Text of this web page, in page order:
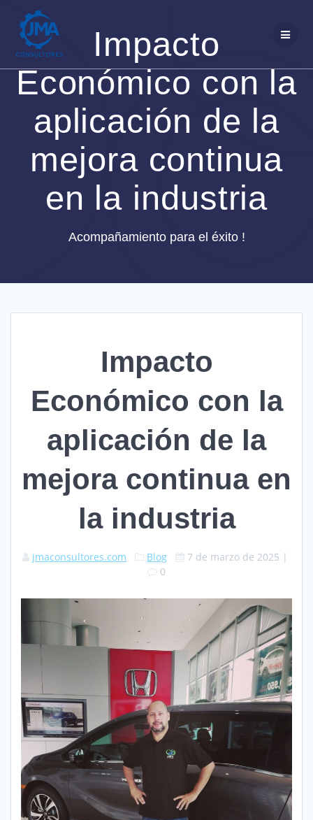
contenido
Impacto
Económico con la
aplicación de la
mejora continua
en la industria
Acompañamiento para el éxito !
Impacto
Económico con la
aplicación de la
mejora continua en
la industria
jmaconsultores.com Blog 7 de marzo de 2025 |
0